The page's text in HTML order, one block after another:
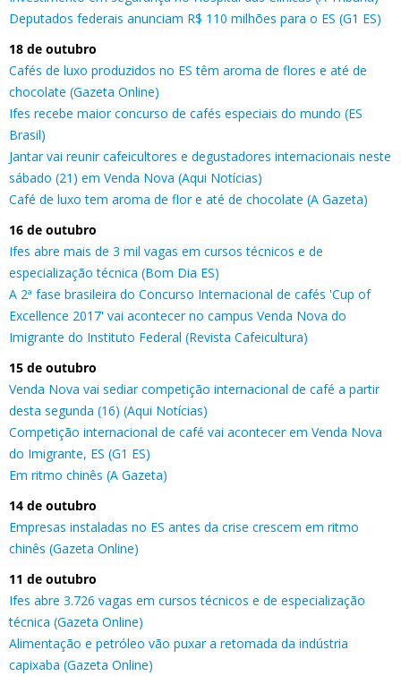
Deputados federais anunciam R$ 110 milhões para o ES (G1 ES)
18 de outubro
Cafés de luxo produzidos no ES têm aroma de flores e até de
chocolate (Gazeta Online)
Ifes recebe maior concurso de cafés especiais do mundo (ES
Brasil)
Jantar vai reunir cafeicultores e degustadores internacionais neste
sábado (21) em Venda Nova (Aqui Notícias)
Café de luxo tem aroma de flor e até de chocolate (A Gazeta)
16 de outubro
Ifes abre mais de 3 mil vagas em cursos técnicos e de
especialização técnica (Bom Dia ES)
A 2ª fase brasileira do Concurso Internacional de cafés 'Cup of
Excellence 2017' vai acontecer no campus Venda Nova do
Imigrante do Instituto Federal (Revista Cafeicultura)
15 de outubro
Venda Nova vai sediar competição internacional de café a partir
desta segunda (16) (Aqui Notícias)
Competição internacional de café vai acontecer em Venda Nova
do Imigrante, ES (G1 ES)
Em ritmo chinês (A Gazeta)
14 de outubro
Empresas instaladas no ES antes da crise crescem em ritmo
chinês (Gazeta Online)
11 de outubro
Ifes abre 3.726 vagas em cursos técnicos e de especialização
técnica (Gazeta Online)
Alimentação e petróleo vão puxar a retomada da indústria
capixaba (Gazeta Online)